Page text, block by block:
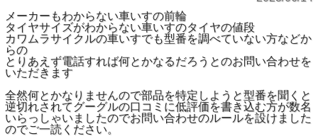
メーカーもわからない車いすの前輪
タイヤサイズがわからない車いすのタイヤの値段
カワムラサイクルの車いすでも型番を調べていない方などか
らの
とりあえず電話すれば何とかなるだろうとのお問い合わせを
いただきます
全然何とかなりませんので部品を特定しようと型番を聞くと
逆切れされてグーグルの口コミに低評価を書き込む方が数名
いらっしゃいましたのでお問い合わせのルールを設けました
のでご一読ください。